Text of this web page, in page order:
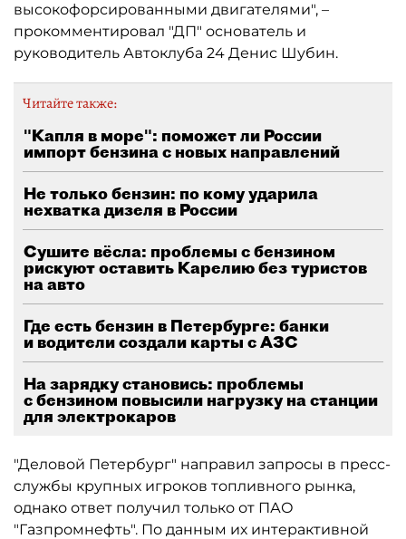
высокофорсированными двигателями", –
прокомментировал "ДП" основатель и
руководитель Автоклуба 24 Денис Шубин.
Читайте также:
"Капля в море": поможет ли России
импорт бензина с новых направлений
Не только бензин: по кому ударила
нехватка дизеля в России
Сушите вёсла: проблемы с бензином
рискуют оставить Карелию без туристов
на авто
Где есть бензин в Петербурге: банки
и водители создали карты с АЗС
На зарядку становись: проблемы
с бензином повысили нагрузку на станции
для электрокаров
"Деловой Петербург" направил запросы в пресс-
службы крупных игроков топливного рынка,
однако ответ получил только от ПАО
"Газпромнефть". По данным их интерактивной